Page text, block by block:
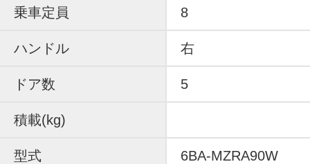
乗車定員 8
ハンドル 右
ドア数 5
積載(kg)
型式 6BA-MZRA90W